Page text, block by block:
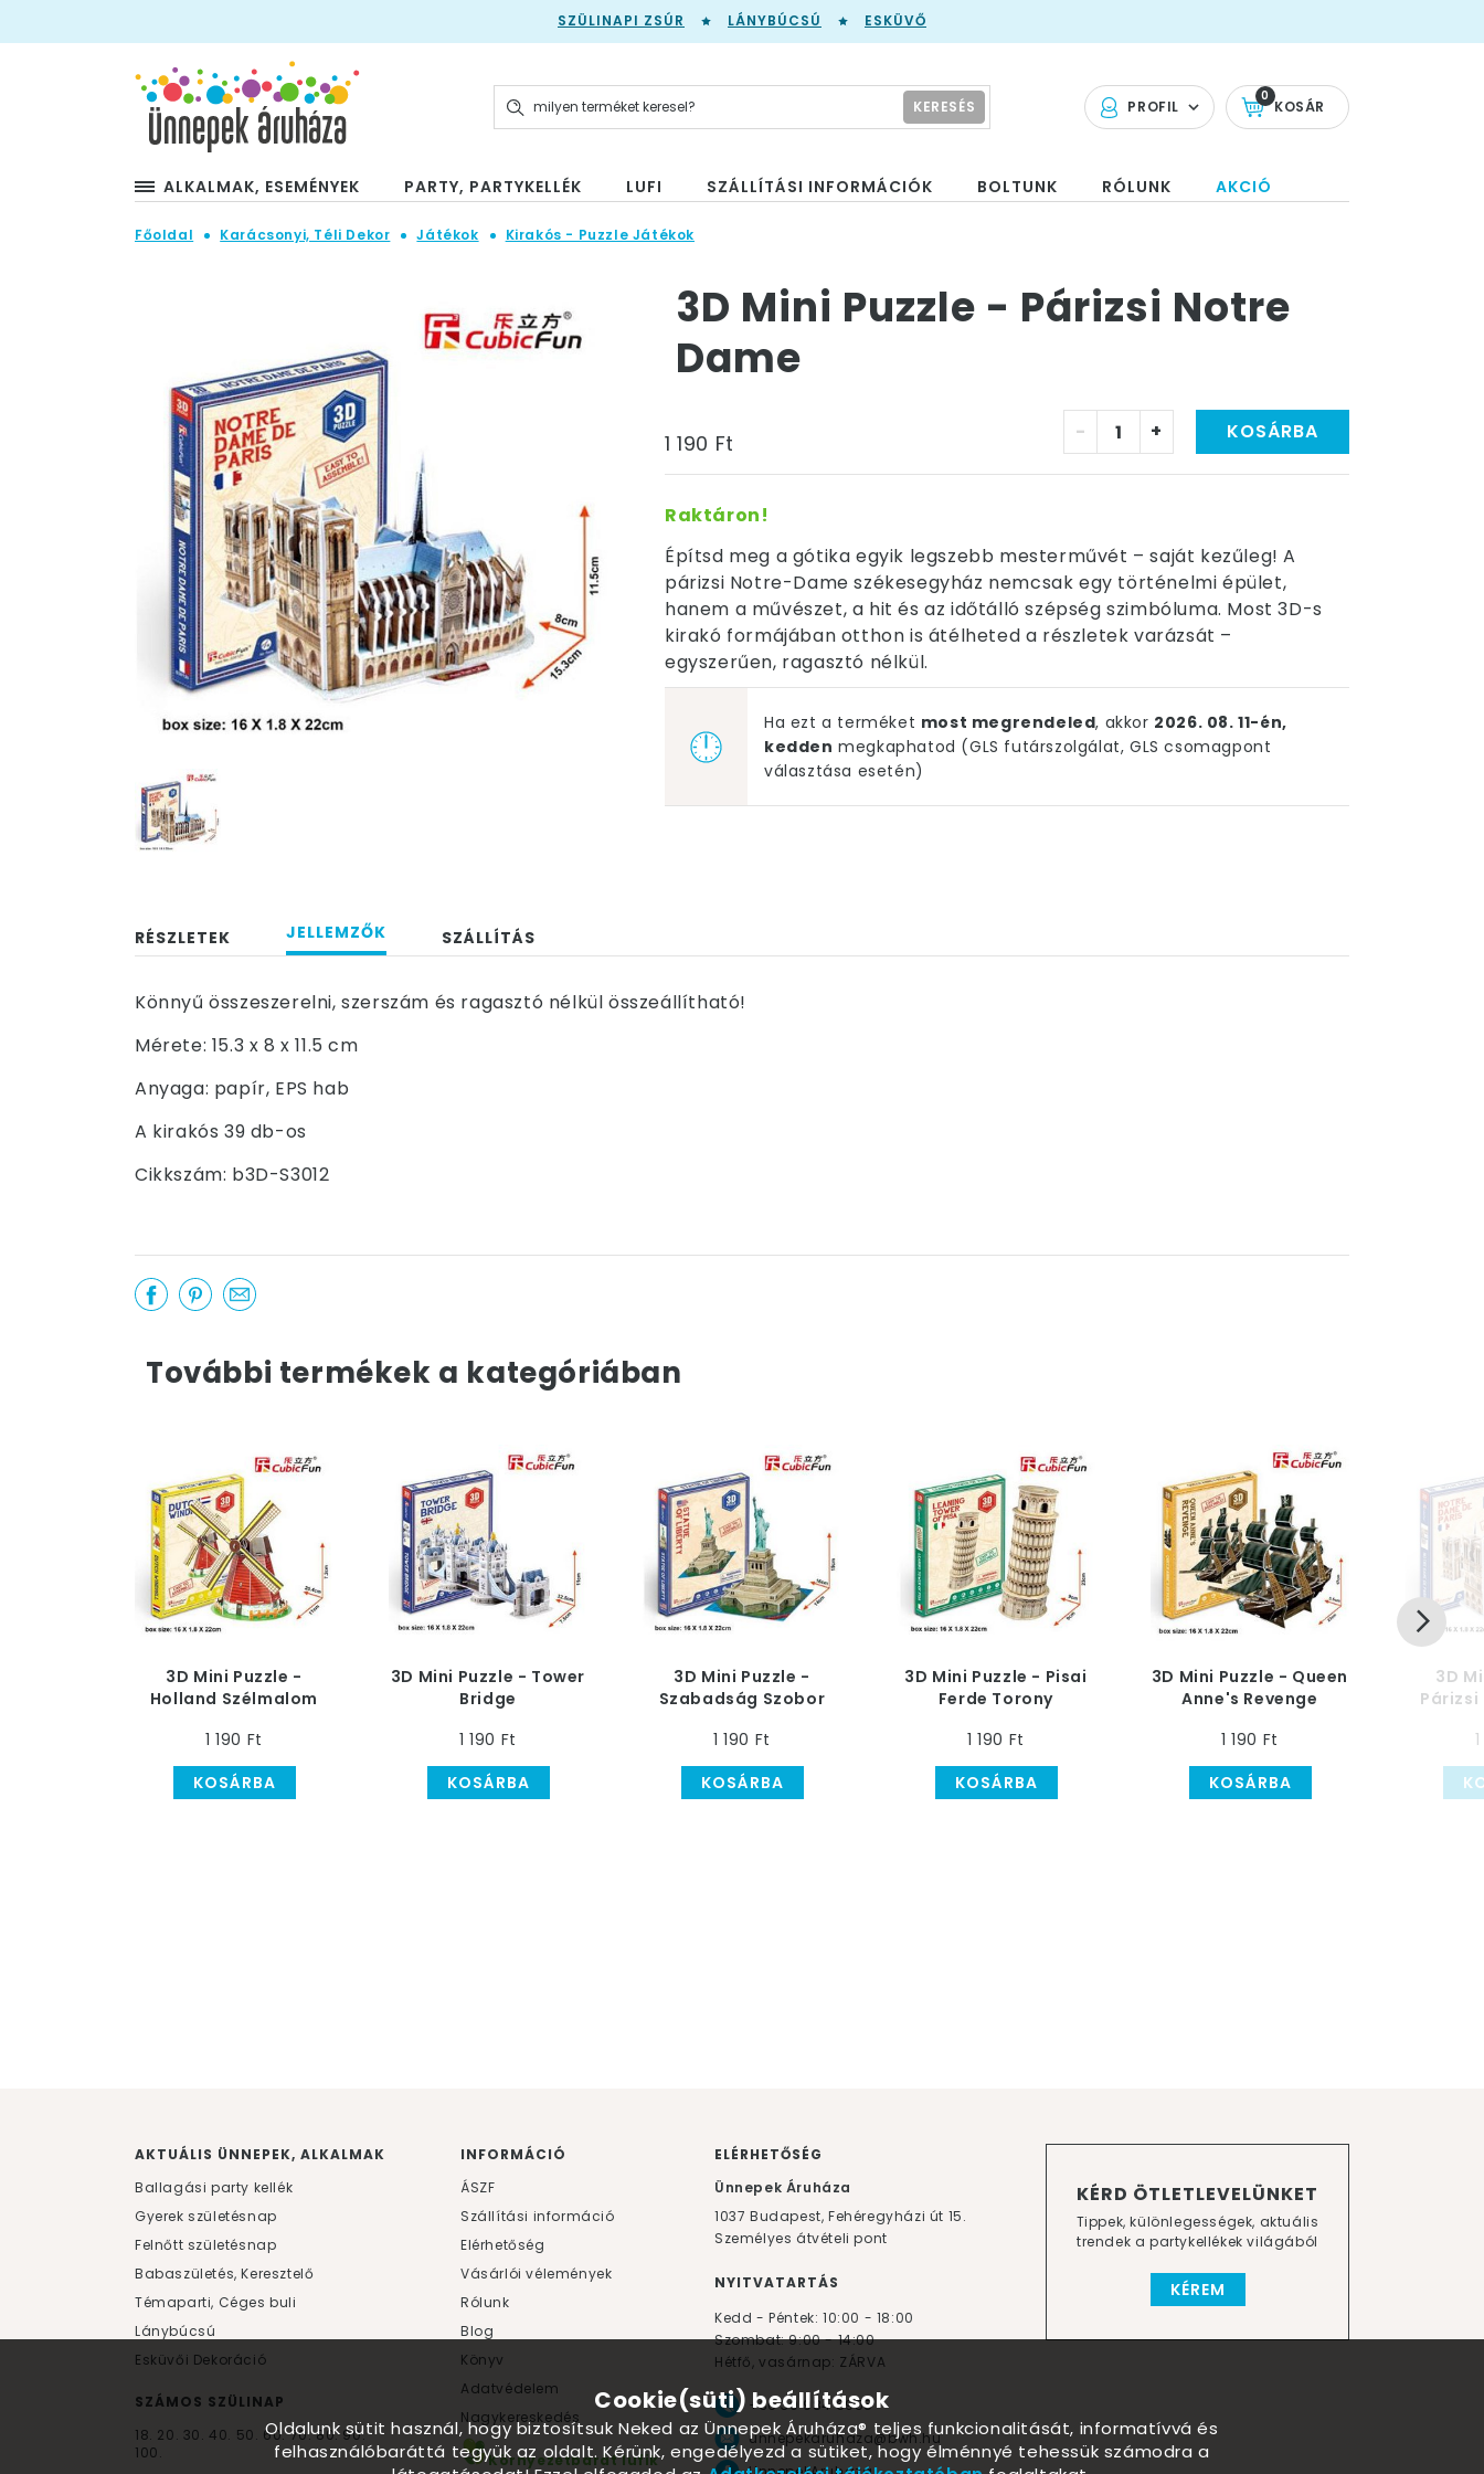
SZÜLINAPI ZSÚR LÁNYBÚCSÚ ESKÜVŐ
PROFIL KOSÁR
0
KERESÉS
ALKALMAK, ESEMÉNYEK PARTY, PARTYKELLÉK LUFI SZÁLLÍTÁSI INFORMÁCIÓK BOLTUNK RÓLUNK AKCIÓ
Főoldal Karácsonyi, Téli Dekor Játékok Kirakós - Puzzle Játékok
3D Mini Puzzle - Párizsi Notre
Dame
1 190 Ft - + KOSÁRBA
Raktáron!
Építsd meg a gótika egyik legszebb mesterművét – saját kezűleg! A
párizsi Notre-Dame székesegyház nemcsak egy történelmi épület,
hanem a művészet, a hit és az időtálló szépség szimbóluma. Most 3D-s
kirakó formájában otthon is átélheted a részletek varázsát –
egyszerűen, ragasztó nélkül.
Ha ezt a terméket most megrendeled, akkor 2026. 08. 11-én,
kedden megkaphatod (GLS futárszolgálat, GLS csomagpont
választása esetén)
RÉSZLETEK JELLEMZŐK SZÁLLÍTÁS
Könnyű összeszerelni, szerszám és ragasztó nélkül összeállítható!
Mérete: 15.3 x 8 x 11.5 cm
Anyaga: papír, EPS hab
A kirakós 39 db-os
Cikkszám: b3D-S3012
További termékek a kategóriában
3D Mini Puzzle -
Holland Szélmalom
1 190 Ft
KOSÁRBA
3D Mini Puzzle - Tower
Bridge
1 190 Ft
KOSÁRBA
3D Mini Puzzle -
Szabadság Szobor
1 190 Ft
KOSÁRBA
3D Mini Puzzle - Pisai
Ferde Torony
1 190 Ft
KOSÁRBA
3D Mini Puzzle - Queen
Anne's Revenge
1 190 Ft
KOSÁRBA
3D
Párizsi
KÉRD ÖTLETLEVELÜNKET
Tippek, különlegességek, aktuális
trendek a partykellékek világából
KÉREM
AKTUÁLIS ÜNNEPEK, ALKALMAK
Ballagási party kellék
Gyerek születésnap
Felnőtt születésnap
Babaszületés, Keresztelő
Témaparti, Céges buli
Lánybúcsú
Esküvői Dekoráció
SZÁMOS SZÜLINAP
18. 20. 30. 40. 50. 60.70.80.90.
100.
INFORMÁCIÓ
ÁSZF
Szállítási információ
Elérhetőség
Vásárlói vélemények
Rólunk
Blog
Könyv
Adatvédelem
Nagykereskedés
Környezetbarát lufik
ELÉRHETŐSÉG
Ünnepek Áruháza
1037 Budapest, Fehéregyházi út 15.
Személyes átvételi pont
NYITVATARTÁS
Kedd - Péntek: 10:00 - 18:00
Szombat: 9:00 - 14:00
Hétfő, vasárnap: ZÁRVA
+36 30 984 6955
unnepekaruhaza@bwh.hu
Cookie(süti) beállítások
Oldalunk sütit használ, hogy biztosítsuk Neked az Ünnepek Áruháza® teljes funkcionalitását, informatívvá és
felhasználóbaráttá tegyük az oldalt. Kérünk, engedélyezd a sütiket, hogy élménnyé tehessük számodra a